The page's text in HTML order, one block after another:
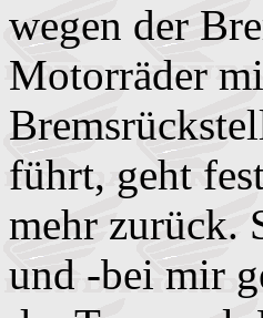
wegen der
Motorräder
führt, geht
mehr zurück.
und -bei mir